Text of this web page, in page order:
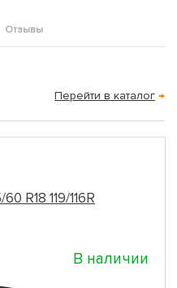
Отзывы
Перейти в каталог →
R18 119/116R
В наличии